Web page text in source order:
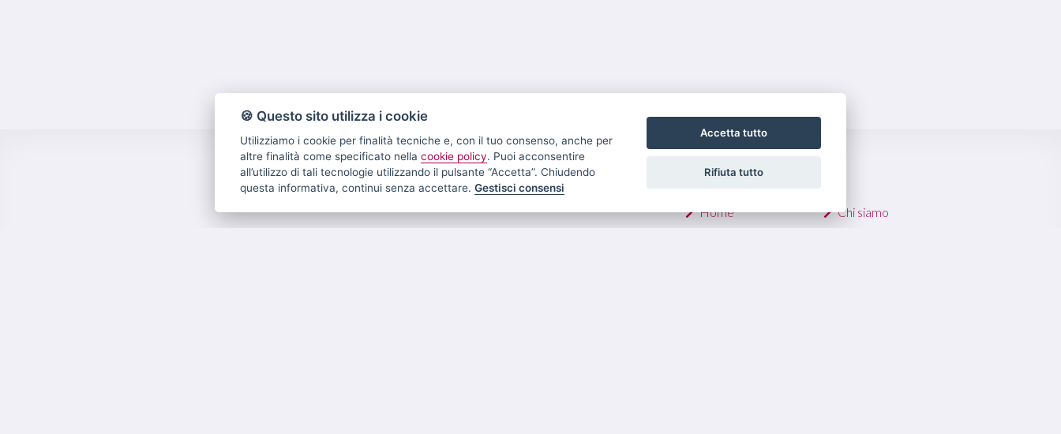
LINK UTILI
Home
Chi siamo
🍪 Questo sito utilizza i cookie
Utilizziamo i cookie per finalità tecniche e, con il tuo consenso, anche per
altre finalità come specificato nella cookie policy. Puoi acconsentire
all’utilizzo di tali tecnologie utilizzando il pulsante “Accetta”. Chiudendo
questa informativa, continui senza accettare. Gestisci consensi
Accetta tutto
Rifiuta tutto